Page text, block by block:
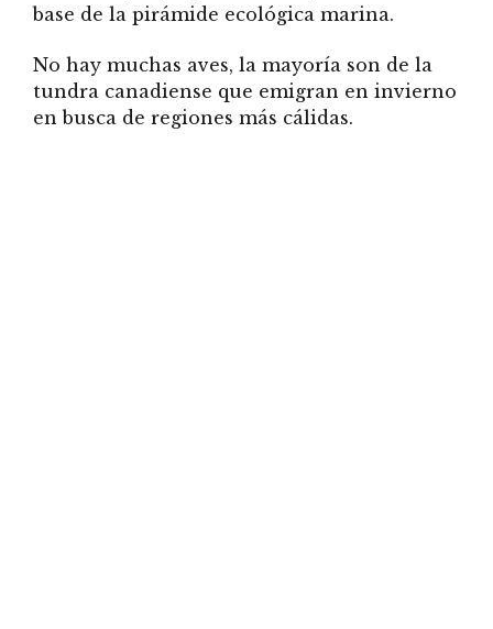
base de la pirámide ecológica marina.
No hay muchas aves, la mayoría son de la
tundra canadiense que emigran en invierno
en busca de regiones más cálidas.